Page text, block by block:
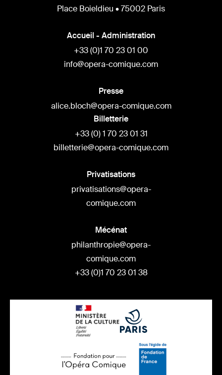
Place Boieldieu • 75002 Paris
Accueil - Administration
+33 (0)1 70 23 01 00
info@opera-comique.com
Presse
alice.bloch@opera-comique.com
Billetterie
+33 (0) 1 70 23 01 31
billetterie@opera-comique.com
Privatisations
privatisations@opera-
comique.com
Mécénat
philanthropie@opera-
comique.com
+33 (0)1 70 23 01 38